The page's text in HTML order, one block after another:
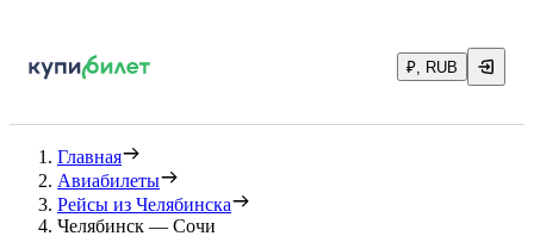
₽, RUB
Главная
Авиабилеты
Рейсы из Челябинска
Челябинск — Сочи